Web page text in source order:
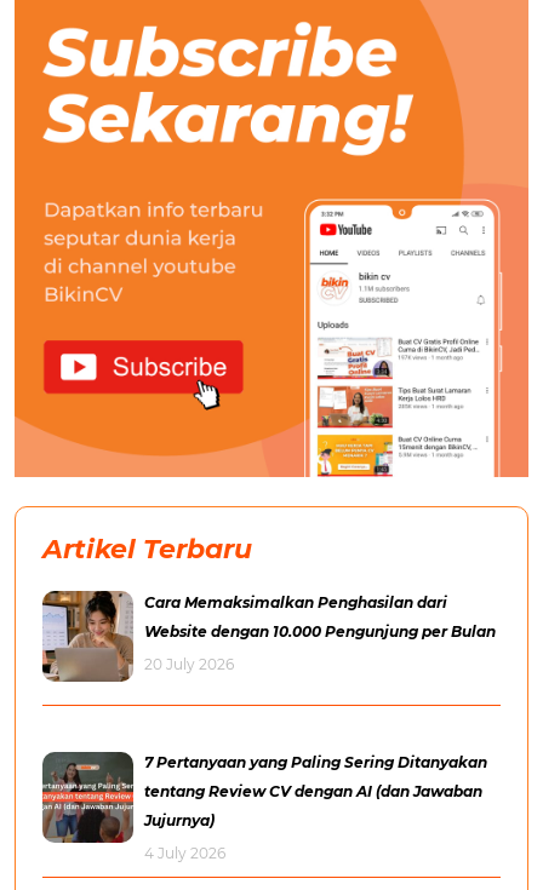
Artikel Terbaru
Cara Memaksimalkan Penghasilan dari
Website dengan 10.000 Pengunjung per Bulan
20 July 2026
7 Pertanyaan yang Paling Sering Ditanyakan
tentang Review CV dengan AI (dan Jawaban
Jujurnya)
4 July 2026